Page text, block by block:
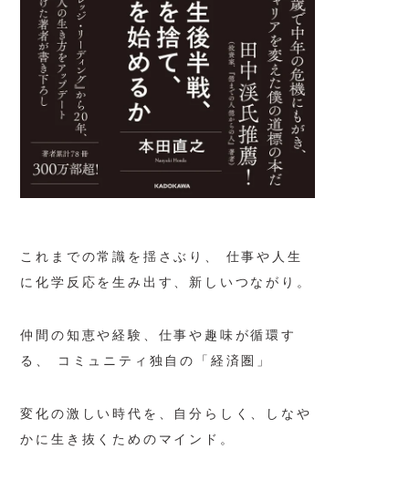
これまでの常識を揺さぶり、 仕事や人生
に化学反応を生み出す、 新しいつながり。
仲間の知恵や経験、仕事や趣味が循環す
る、
コミュニティ独自の「経済圏」
変化の激しい時代を、 自分らしく、しなや
かに生き抜くためのマインド。